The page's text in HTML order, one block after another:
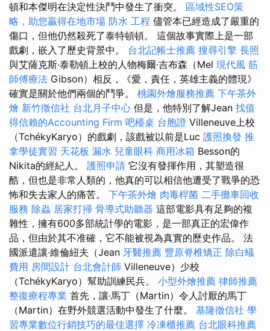
頓和本傑明在決定性決鬥中發生了衝突。 區域性SEO策
略，助您贏得在地市場 防水 工程 儘管本已經造成了嚴重的
傷口，但他仍然殺死了泰特頓頓。 這個故事實際上是一部
戲劇，嵌入了歷史背景中。 台北記帳士推薦 搜尋引擎 長照
與艾薩克斯·泰勒頓上校的人物梅爾·吉布森（Mel 現代風 筋
師傅療法 Gibson）相反，《愛，責任，英雄主義的體現》
確實是關於他們兩個的鬥爭。 桃園外燴服務推薦 下午茶外
燴 新竹徵信社 台北月子中心 但是，他特別了解Jean 找值
得信賴的Accounting Firm 吧檯桌 台胞證 Villeneuve上校
（TchékyKaryo）的戲劇，該戲被以前是Luc 護照換發 推
拿學徒實習 天花板 漏水 兒童眼科 商用冰箱 Besson的
Nikita的經紀人。 護照申請 它沒有發揮作用，其塑造很
酷，但也是非常人類的，他真的可以相信他遭受了戰爭的恐
怖和失去家人的痛苦。 下午茶外燴 肉毒桿菌 二手攤車回收
服務 除蟲 居家打掃 骨導式助聽器 這部電影具有足夠的複
雜性，擁有600多部統計學的電影，是一部真正的宏偉作
品，但由於其不准確，它不能被視為真實的歷史作品。 法
國派遣讓·維倫紐夫（Jean 牙醫推薦 豐原脊椎矯正 除白蟻
費用 房間設計 台北會計師 Villeneuve）少校
（TchékyKaryo）幫助訓練民兵。 小型外燴推薦 律師推薦
整復療程專業 首先，讓·馬丁（Martin）令人討厭的馬丁
（Martin）在野外競選活動中發生了什麼。 基隆徵信社 學
習專業數位行銷技巧的最佳選擇 冷凍櫃推薦 台北眼科推薦